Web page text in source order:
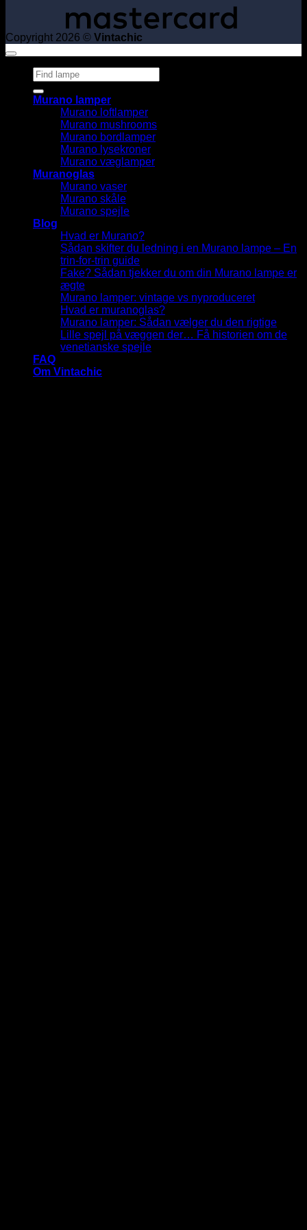
Copyright 2026 © Vintachic
Søg
efter:
Murano lamper
Murano loftlamper
Murano mushrooms
Murano bordlamper
Murano lysekroner
Murano væglamper
Muranoglas
Murano vaser
Murano skåle
Murano spejle
Blog
Hvad er Murano?
Sådan skifter du ledning i en Murano lampe – En
trin-for-trin guide
Fake? Sådan tjekker du om din Murano lampe er
ægte
Murano lamper: vintage vs nyproduceret
Hvad er muranoglas?
Murano lamper: Sådan vælger du den rigtige
Lille spejl på væggen der… Få historien om de
venetianske spejle
FAQ
Om Vintachic